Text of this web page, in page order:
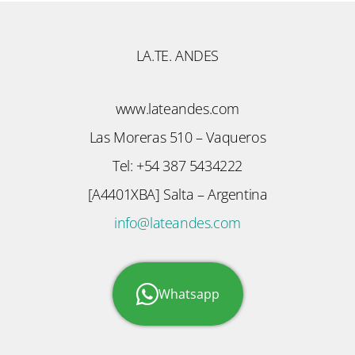
LA.TE. ANDES
www.lateandes.com
Las Moreras 510 – Vaqueros
Tel: +54 387 5434222
[A4401XBA] Salta – Argentina
info@lateandes.com
Whatsapp